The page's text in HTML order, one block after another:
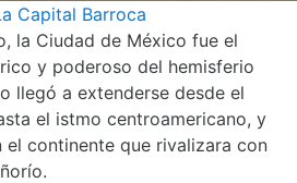
Capital Barroca
la Ciudad de México fue el
y poderoso del hemisferio
llegó a extenderse desde el
el istmo centroamericano, y
el continente que rivalizara con